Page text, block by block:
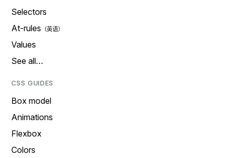
Selectors
At-rules
Values
See all…
CSS GUIDES
Box model
Animations
Flexbox
Colors